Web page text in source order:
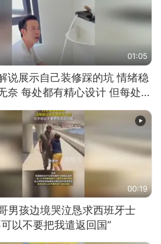
01:05
说展示自己装修踩的坑 情绪稳
奈 每处都有精心设计 但每处都
00:19
男孩边境哭泣恳求西班牙士
以不要把我遣返回国”